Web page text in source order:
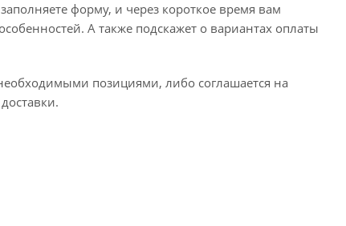
форму, и через короткое время вам
А также подскажет о вариантах оплаты
позициями, либо соглашается на